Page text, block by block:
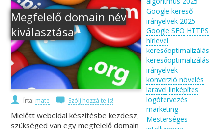
Megfelelő domain név
kiválasztása
Írta: mate Szólj hozzá te is!
Mielőtt weboldal készítésbe kezdesz,
szükséged van egy megfelelő domain
Google kereső
irányelvek 2025
Google SEO HTTPS
hírlevél
keresőoptimalizálás
keresőoptimalizálás
irányelvek
konverzió növelés
laravel linképítés
logótervezés
marketing
Mesterséges